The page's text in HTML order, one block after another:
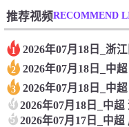
推荐视频RECOMMEND
1 2026年07月18日_浙
2 2026年07月18日_中
3 2026年07月18日_中
4 2026年07月18日_中
5 2026年07月17日_中